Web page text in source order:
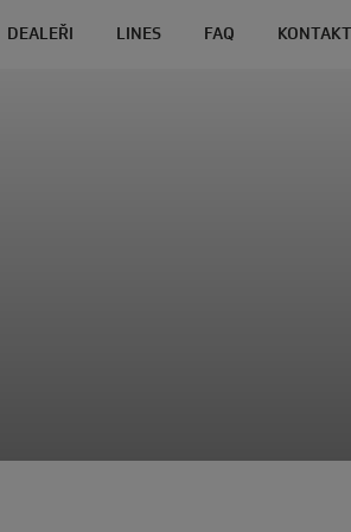
DEALEŘI LINES FAQ KONTAKT